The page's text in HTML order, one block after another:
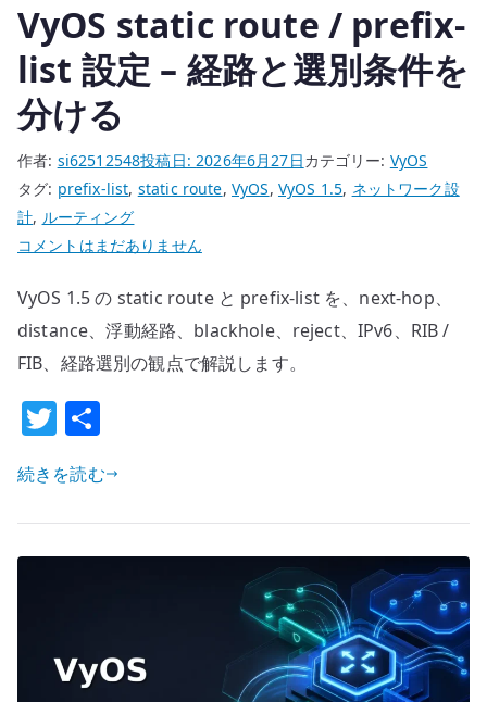
の
VyOS static route / prefix-
list 設定 – 経路と選別条件を
分ける
作者: si62512548投稿日:2026年6月27日カテゴリー: VyOS
タグ: prefix-list, static route, VyOS, VyOS 1.5, ネットワーク設
計, ルーティング
VyOS
route
/
prefix-
設
定
–
路
と
コメントはまだありません
VyOS 1.5 の static route と prefix-list を、next-hop、
distance、浮動経路、blackhole、reject、IPv6、RIB /
FIB、経路選別の観点で解説します。
T
w
it
te
r
続きを読む